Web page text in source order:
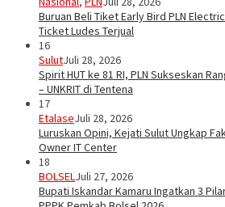
Buruan Beli Tiket Early Bird PLN
Ticket Ludes Terjual
16
SulutJuli 28, 2026
Spirit HUT ke 81 RI, PLN Sukseskan
– UNKRIT di Tentena
17
EtalaseJuli 28, 2026
Luruskan Opini, Kejati Sulut Ungkap
Owner IT Center
18
BOLSELJuli 27, 2026
Bupati Iskandar Kamaru Ingatkan 3